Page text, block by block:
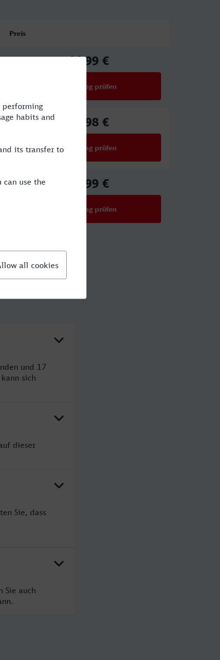
Preis
46,99 €
Verbindung prüfen
68,98 €
Verbindung prüfen
29,99 €
Verbindung prüfen
und 17
sich
dieser
Sie, dass
Sie auch